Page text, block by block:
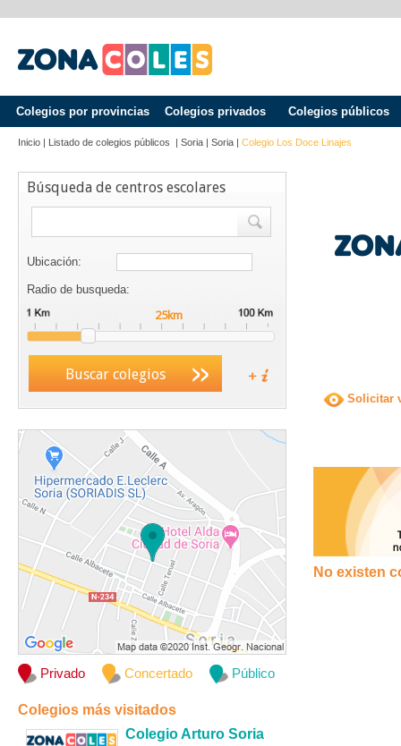
Colegios por provincias Colegios privados Colegios públicos
Inicio | Listado de colegios públicos | Soria | Soria | Colegio Los Doce Linajes
Búsqueda de centros escolares
Ubicación:
Radio de busqueda:
Buscar colegios
Privado Concertado Público
Colegios más visitados
Colegio Arturo Soria
Solicitar
No existen